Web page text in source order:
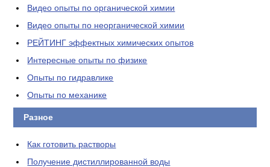
Видео опыты по органической химии
Видео опыты по неорганической химии
РЕЙТИНГ эффектных химических опытов
Интересные опыты по физике
Опыты по гидравлике
Опыты по механике
Разное
Как готовить растворы
Получение дистиллированной воды